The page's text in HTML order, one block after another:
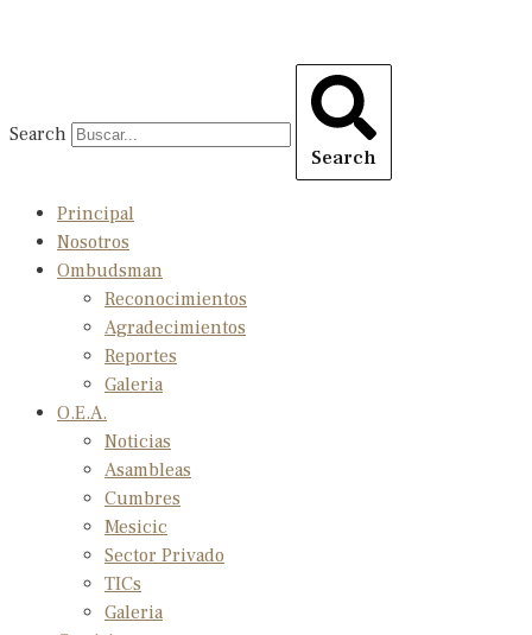
Search
Search
Principal
Nosotros
Ombudsman
Reconocimientos
Agradecimientos
Reportes
Galeria
O.E.A.
Noticias
Asambleas
Cumbres
Mesicic
Sector Privado
TICs
Galeria